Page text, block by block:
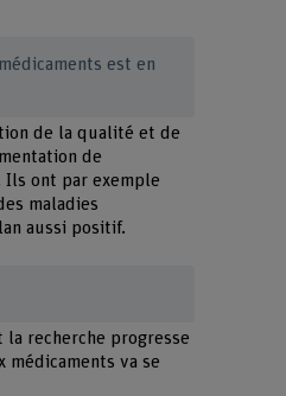
est en
de la qualité et de
de
Ils ont par exemple
maladies
aussi positif.
la recherche progresse
va se